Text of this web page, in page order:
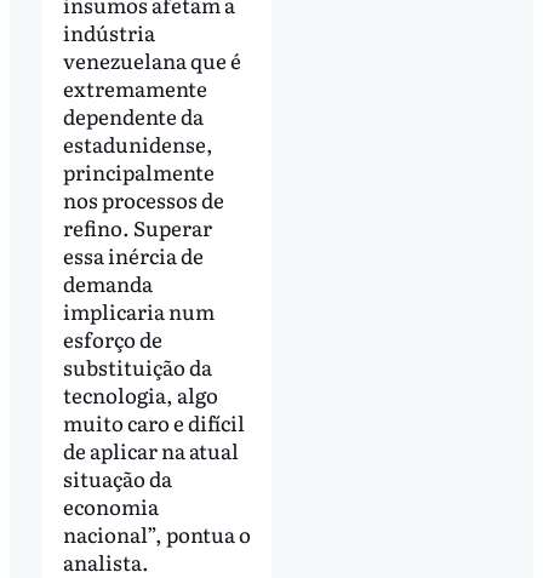
indústria
venezuelana que é
extremamente
dependente da
estadunidense,
principalmente
nos processos de
refino. Superar
essa inércia de
demanda
implicaria num
esforço de
substituição da
tecnologia, algo
muito caro e difícil
de aplicar na atual
situação da
economia
nacional”, pontua o
analista.